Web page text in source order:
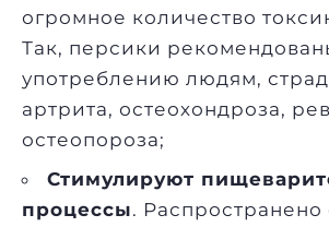
огромное количество
Так, персики
употреблению людям,
артрита, остеохондроза,
остеопороза;
Стимулируют
процессы. Распространено